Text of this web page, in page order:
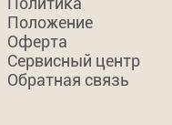
Положение
Оферта
Сервисный центр
Обратная связь